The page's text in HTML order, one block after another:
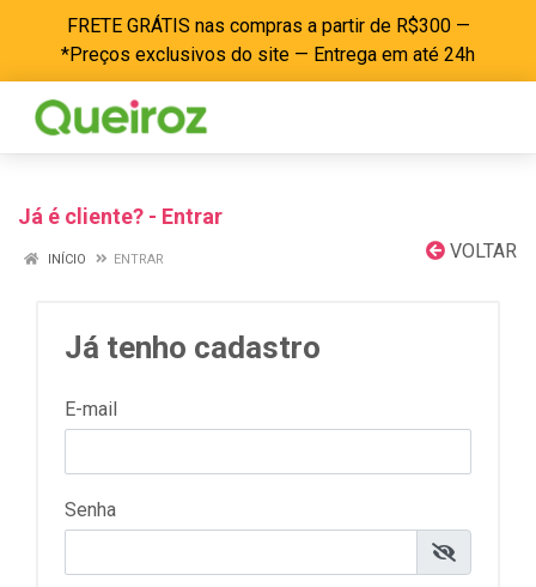
FRETE GRÁTIS nas compras a partir de R$300 —
*Preços exclusivos do site — Entrega em até 24h
Já é cliente? - Entrar
VOLTAR
INÍCIO ENTRAR
Já tenho cadastro
E-mail
Senha